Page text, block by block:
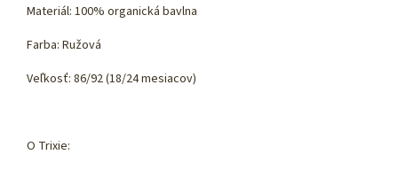
Materiál: 100% organická bavlna
Farba: Ružová
Veľkosť: 86/92 (18/24 mesiacov)
O Trixie: